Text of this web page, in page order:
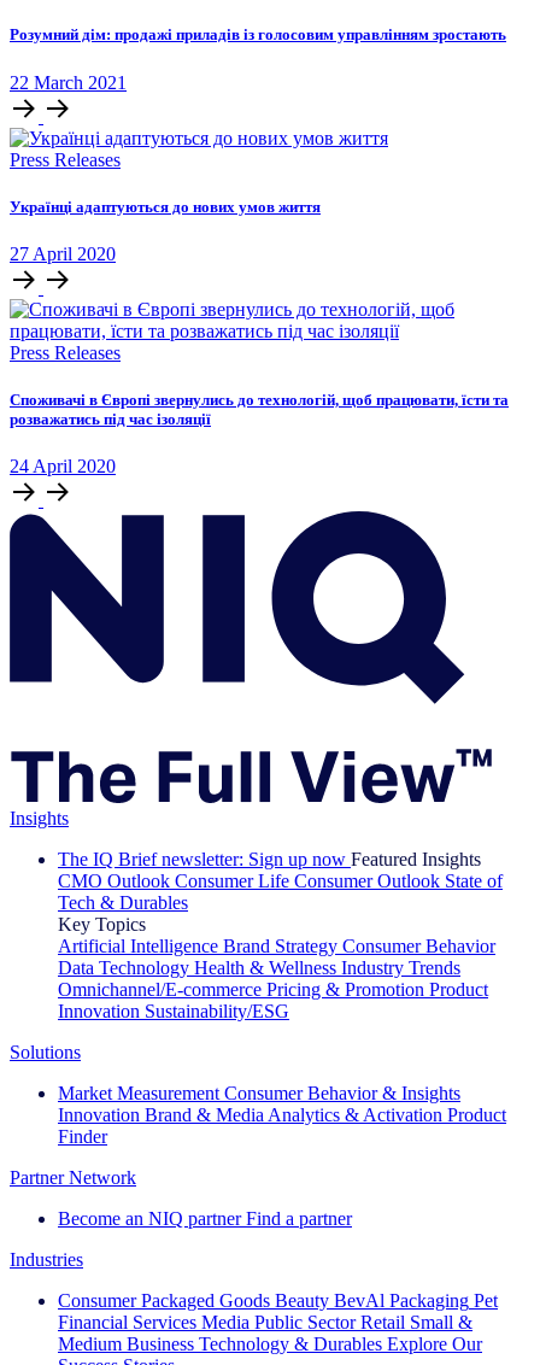
Розумний дім: продажі приладів із голосовим управлінням зростають
22 March 2021
Press Releases
Українці адаптуються до нових умов життя
27 April 2020
Press Releases
Споживачі в Європі звернулись до технологій, щоб працювати, їсти та
розважатись під час ізоляції
24 April 2020
Insights
The IQ Brief newsletter: Sign up now Featured Insights
CMO Outlook Consumer Life Consumer Outlook State of
Tech & Durables
Key Topics
Artificial Intelligence Brand Strategy Consumer Behavior
Data Technology Health & Wellness Industry Trends
Omnichannel/E-commerce Pricing & Promotion Product
Innovation Sustainability/ESG
Solutions
Market Measurement Consumer Behavior & Insights
Innovation Brand & Media Analytics & Activation Product
Finder
Partner Network
Become an NIQ partner Find a partner
Industries
Consumer Packaged Goods Beauty BevAl Packaging Pet
Financial Services Media Public Sector Retail Small &
Medium Business Technology & Durables Explore Our